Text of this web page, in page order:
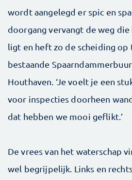
wordt aangelegd er spic en
doorgang vervangt de weg
ligt en heft zo de scheiding op
bestaande
Houthaven. ‘Je voelt je een
voor inspecties doorheen
dat hebben we mooi geflikt.’
De vrees van het waterschap
wel begrijpelijk. Links en